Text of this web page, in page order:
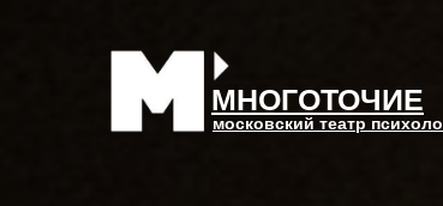
московский театр
МНОГОТОЧИЕ